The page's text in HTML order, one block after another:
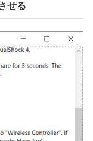
せる